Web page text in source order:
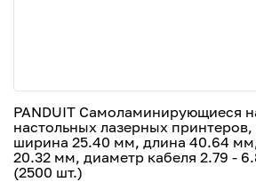
PANDUIT Самоламинирующиеся
настольных лазерных
ширина 25.40 мм, длина 40.64
20.32 мм, диаметр кабеля 2.79 -
(2500 шт.)